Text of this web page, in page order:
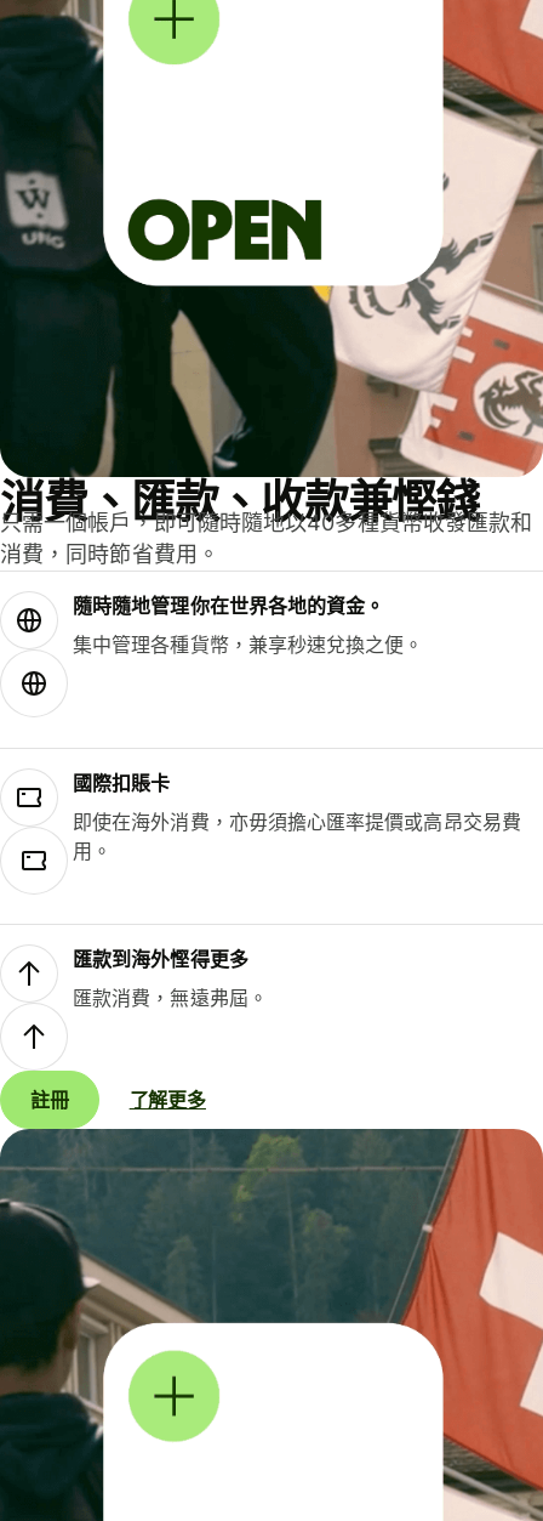
消費、匯款、收款兼慳錢
只需一個帳戶，即可隨時隨地以40多種貨幣收發匯款和
消費，同時節省費用。
隨時隨地管理你在世界各地的資金。
集中管理各種貨幣，兼享秒速兌換之便。
國際扣賬卡
即使在海外消費，亦毋須擔心匯率提價或高昂交易費
用。
匯款到海外慳得更多
匯款消費，無遠弗屆。
註冊 了解更多